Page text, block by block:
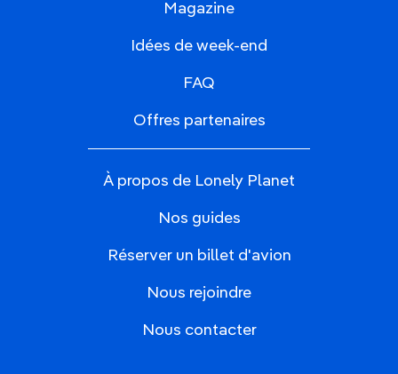
Magazine
Idées de week-end
FAQ
Offres partenaires
À propos de Lonely Planet
Nos guides
Réserver un billet d'avion
Nous rejoindre
Nous contacter